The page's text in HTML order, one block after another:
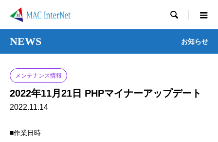

NEWS お知らせ
メンテナンス情報
2022年11月21日 PHPマイナーアップデート
2022.11.14
■作業日時